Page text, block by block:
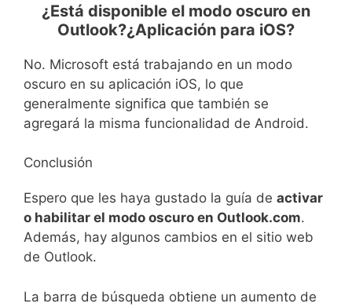
¿Está disponible el modo oscuro en
Outlook?¿Aplicación para iOS?
No. Microsoft está trabajando en un modo
oscuro en su aplicación iOS, lo que
generalmente significa que también se
agregará la misma funcionalidad de Android.
Conclusión
Espero que les haya gustado la guía de activar
o habilitar el modo oscuro en Outlook.com.
Además, hay algunos cambios en el sitio web
de Outlook.
La barra de búsqueda obtiene un aumento de